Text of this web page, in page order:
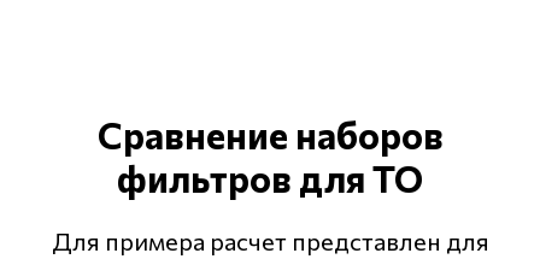
Сравнение наборов
фильтров для ТО
Для примера расчет представлен для